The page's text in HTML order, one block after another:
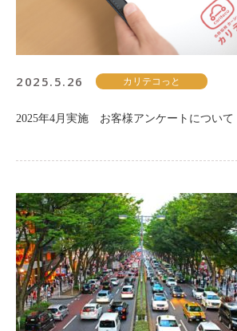
2025.5.26 カリテコっと
2025年4月実施 お客様アンケートについて